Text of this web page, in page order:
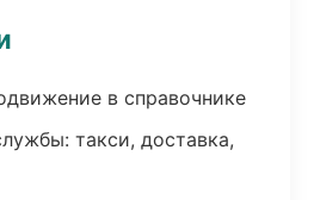
в справочнике
такси, доставка,